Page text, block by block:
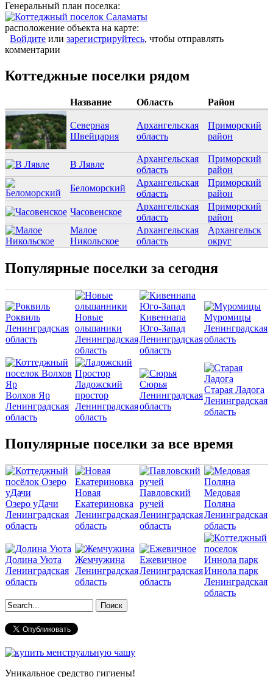
Генеральный план поселка:
расположение объекта на карте:
Войдите или зарегистрируйтесь, чтобы отправлять
комментарии
Коттеджные поселки рядом
Название Область Район
Северная
Швейцария
Архангельская
область
Приморский
район
В Лявле
Архангельская
область
Приморский
район
Беломорский
Архангельская
область
Приморский
район
Часовенское
Архангельская
область
Приморский
район
Малое
Никольское
Архангельская
область
Архангельск
округ
Популярные поселки за сегодня
Роквиль
Ленинградская
область
Новые
ольшаники
Ленинградская
область
Кивеннапа
Юго-Запад
Ленинградская
область
Муромицы
Ленинградская
область
Волхов Яр
Ленинградская
область
Ладожский
простор
Ленинградская
область
Сюрья
Ленинградская
область
Старая Ладога
Ленинградская
область
Популярные поселки за все время
Озеро уДачи
Ленинградская
область
Новая
Екатериновка
Ленинградская
область
Павловский
ручей
Ленинградская
область
Медовая
Поляна
Ленинградская
область
Долина Уюта
Ленинградская
область
Жемчужина
Ленинградская
область
Ежевичное
Ленинградская
область
Иннола парк
Ленинградская
область
Форма поиска
Уникальное средство гигиены!